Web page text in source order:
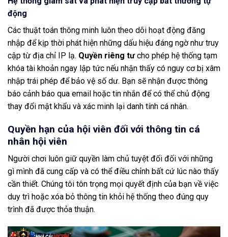
động
Các thuật toán thông minh luôn theo dõi hoạt động đăng
nhập để kịp thời phát hiện những dấu hiệu đáng ngờ như truy
cập từ địa chỉ IP lạ. Quyền riêng tưcho phép hệ thống tạm
khóa tài khoản ngay lập tức nếu nhận thấy có nguy cơ bị xâm
nhập trái phép để bảo vệ số dư. Bạn sẽ nhận được thông
báo cảnh báo qua email hoặc tin nhắn để có thể chủ động
thay đổi mật khẩu và xác minh lại danh tính cá nhân.
Quyền hạn của hội viên đối với thông tin cá
nhân hội viên
Người chơi luôn giữ quyền làm chủ tuyệt đối đối với những
gì mình đã cung cấp và có thể điều chỉnh bất cứ lúc nào thấy
cần thiết. Chúng tôi tôn trọng mọi quyết định của bạn về việc
duy trì hoặc xóa bỏ thông tin khỏi hệ thống theo đúng quy
trình đã được thỏa thuận.